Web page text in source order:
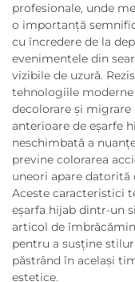
profesionale, unde
o importanță
cu încredere de la
evenimentele din
vizibile de uzură.
tehnologiile
decolorare și
anterioare de eșarfe
neschimbată a
previne colorarea
uneori apare
Aceste caracteristici
eșarfa hijab dintr-un
articol de
pentru a susține
păstrând în același
estetice.